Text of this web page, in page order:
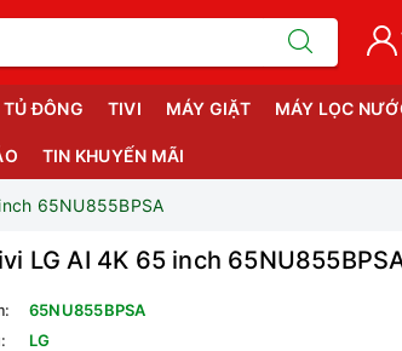
TỦ ĐÔNG TIVI MÁY GIẶT MÁY LỌC
TIN KHUYẾN MÃI
65NU855BPSA
LG AI 4K 65 inch
65NU855BPSA
LG